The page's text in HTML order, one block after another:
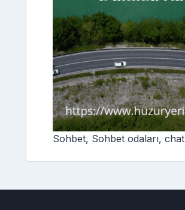
Sohbet, Sohbet odaları, chat